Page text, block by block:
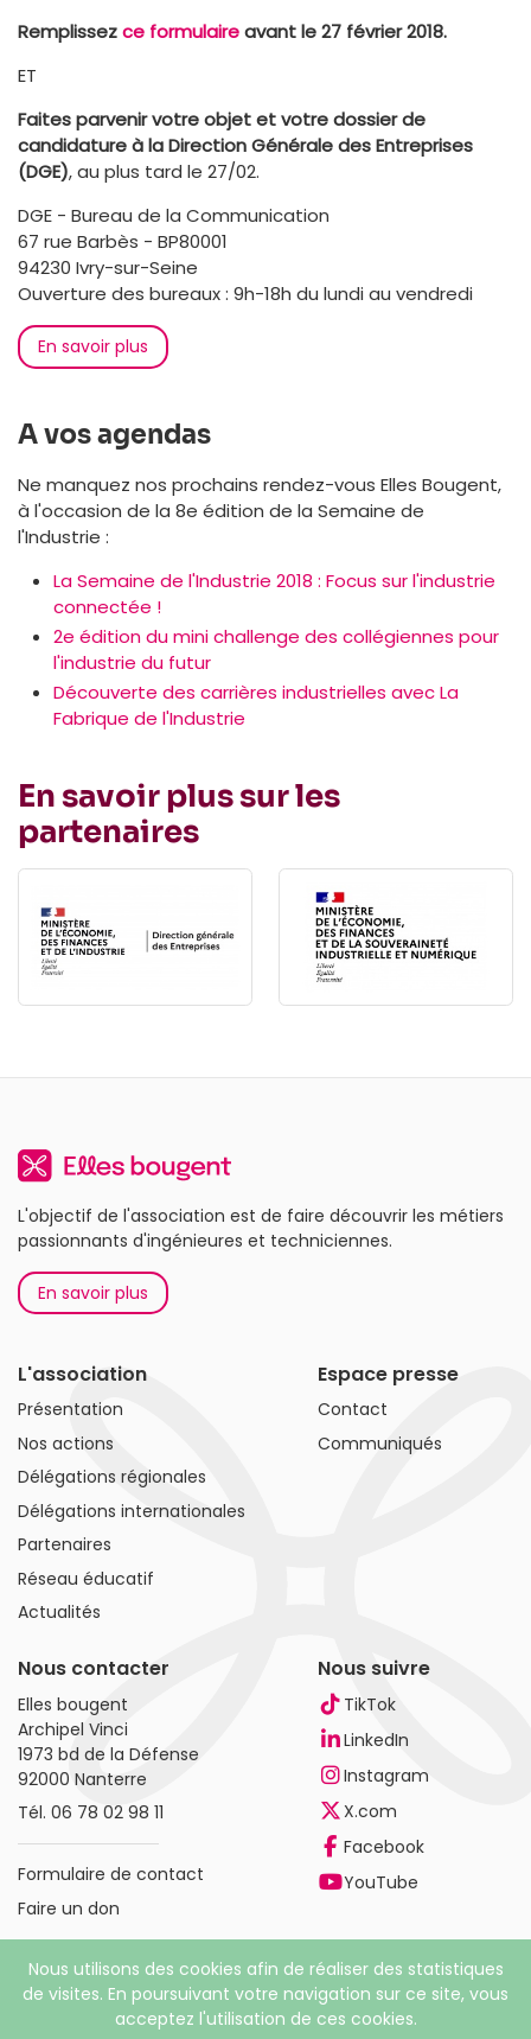
Remplissezce formulaireavant le 27 février 2018.
ET
Faites parvenir votre objet et votre dossier de
candidature à la Direction Générale des Entreprises
(DGE), au plus tard le 27/02.
DGE - Bureau de la Communication
67 rue Barbès - BP80001
94230 Ivry-sur-Seine
Ouverture des bureaux : 9h-18h du lundi au vendredi
En savoir plus
A vos agendas
Ne manquez nos prochains rendez-vous Elles Bougent,
à l'occasion de la 8e édition de la Semaine de
l'Industrie :
La Semaine de l'Industrie 2018 : Focus sur l'industrie
connectée !
2e édition du mini challenge des collégiennes pour
l'industrie du futur
Découverte des carrières industrielles avec La
Fabrique de l'Industrie
En savoir plus sur les
partenaires
L'objectif de l'association est de faire découvrir les métiers
passionnants d'ingénieures et techniciennes.
En savoir plus
L'association
Présentation
Nos actions
Délégations régionales
Délégations internationales
Partenaires
Réseau éducatif
Actualités
Espace presse
Contact
Communiqués
Nous contacter
Elles bougent
Archipel Vinci
1973 bd de la Défense
92000 Nanterre
Tél. 06 78 02 98 11
Formulaire de contact
Faire un don
Nous suivre
TikTok
LinkedIn
Instagram
X.com
Facebook
YouTube
© 2026 Elles bougent. Tous droits réservés |Mentions
Nous utilisons des cookies afin de réaliser des statistiques
de visites. En poursuivant votre navigation sur ce site, vous
acceptez l'utilisation de ces cookies.